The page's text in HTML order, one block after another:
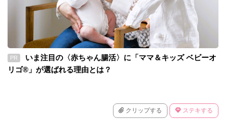
PR
いま注目の〈赤ちゃん腸活〉に「ママ＆キッズ ベビーオ
リゴ®」が選ばれる理由とは？
クリップする ステキする